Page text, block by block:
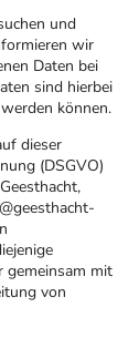
und
wir
Daten bei
sind hierbei
können.
dieser
(DSGVO)
gemeinsam mit
von